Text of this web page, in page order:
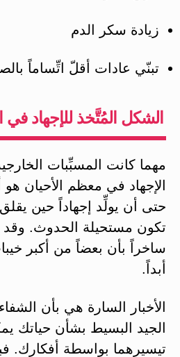
زيادة سكر الدم
تبنّي عادات أقلّ اتِّساماً
الشكل المُتَّخذ للإجهاد في
مهما كانت المسبِّبات
الإجهاد في معظم الأحيان
حتى أن يولِّد إجهاداً حين
تكون مستحيلة الحدوث.
ساخراً بأن بعضاً من أكبر
أبداً.
الأخبار السارة هي بأن
الجيد البسيط بشأن حياتك
تيسيرهما بواسطة أفكارك.